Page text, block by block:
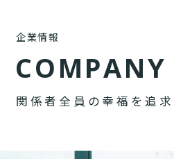
企業情報
COMPANY
関 係者 全 員 の 幸 福 を追 求